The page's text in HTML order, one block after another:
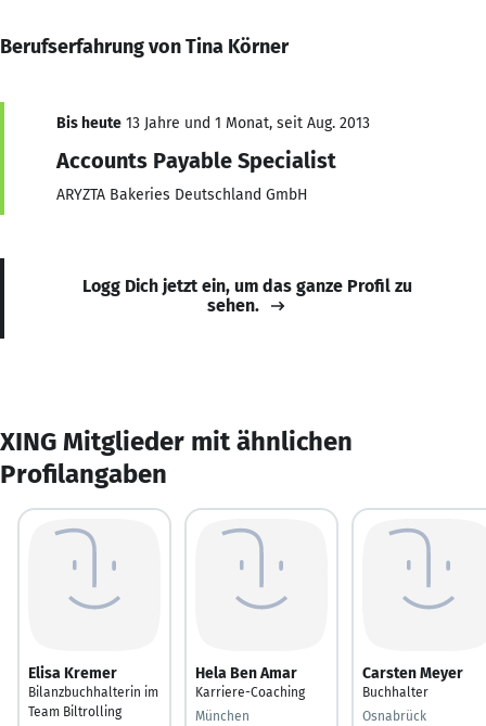
Berufserfahrung von Tina Körner
Bis heute 13 Jahre und 1 Monat, seit Aug. 2013
Accounts Payable Specialist
ARYZTA Bakeries Deutschland GmbH
Logg Dich jetzt ein, um das ganze Profil zu
sehen.
XING Mitglieder mit ähnlichen
Profilangaben
Elisa Kremer
Bilanzbuchhalterin im
Team Biltrolling
Hela Ben Amar
Karriere-Coaching
München
Carsten Meyer
Buchhalter
Osnabrück